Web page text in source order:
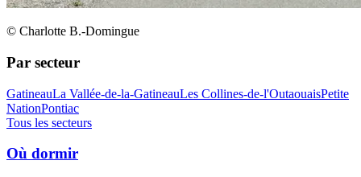
© Charlotte B.-Domingue
Par secteur
GatineauLa Vallée-de-la-GatineauLes Collines-de-l'OutaouaisPetite
NationPontiac
Tous les secteurs
Où dormir